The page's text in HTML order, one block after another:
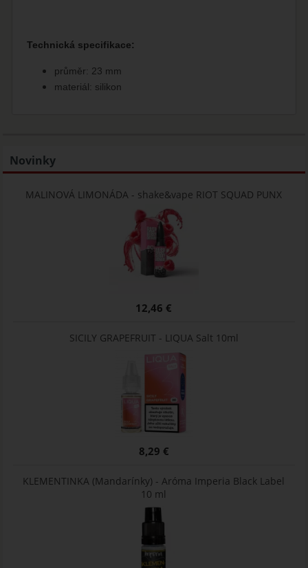
Technická specifikace:
průměr: 23 mm
materiál: silikon
Novinky
MALINOVÁ LIMONÁDA - shake&vape RIOT SQUAD PUNX
12,46 €
SICILY GRAPEFRUIT - LIQUA Salt 10ml
8,29 €
KLEMENTINKA (Mandarínky) - Aróma Imperia Black Label
10 ml